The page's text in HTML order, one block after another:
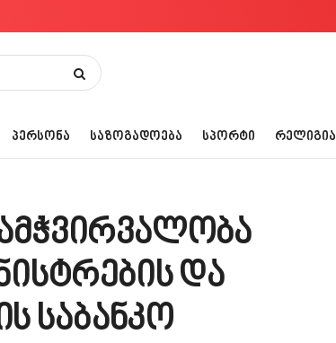
ᲞᲔᲠᲡᲝᲜᲐ ᲡᲐᲖᲝᲒᲐᲓᲝᲔᲑᲐ ᲡᲞᲝᲠᲢᲘ ᲠᲔᲚᲘᲒᲘᲐ
და
საბანკო